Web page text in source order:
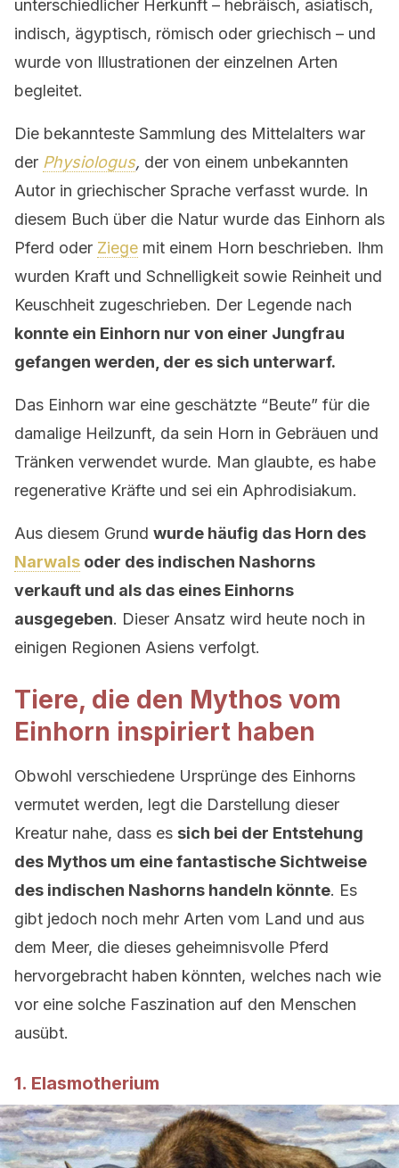
unterschiedlicher Herkunft – hebräisch, asiatisch,
indisch, ägyptisch, römisch oder griechisch – und
wurde von Illustrationen der einzelnen Arten
begleitet.
Die bekannteste Sammlung des Mittelalters war
der Physiologus, der von einem unbekannten
Autor in griechischer Sprache verfasst wurde. In
diesem Buch über die Natur wurde das Einhorn als
Pferd oder Ziege mit einem Horn beschrieben. Ihm
wurden Kraft und Schnelligkeit sowie Reinheit und
Keuschheit zugeschrieben. Der Legende nach
konnte ein Einhorn nur von einer Jungfrau
gefangen werden, der es sich unterwarf.
Das Einhorn war eine geschätzte “Beute” für die
damalige Heilzunft, da sein Horn in Gebräuen und
Tränken verwendet wurde. Man glaubte, es habe
regenerative Kräfte und sei ein Aphrodisiakum.
Aus diesem Grund wurde häufig das Horn des
Narwals oder des indischen Nashorns
verkauft und als das eines Einhorns
ausgegeben. Dieser Ansatz wird heute noch in
einigen Regionen Asiens verfolgt.
Tiere, die den Mythos vom
Einhorn inspiriert haben
Obwohl verschiedene Ursprünge des Einhorns
vermutet werden, legt die Darstellung dieser
Kreatur nahe, dass es sich bei der Entstehung
des Mythos um eine fantastische Sichtweise
des indischen Nashorns handeln könnte. Es
gibt jedoch noch mehr Arten vom Land und aus
dem Meer, die dieses geheimnisvolle Pferd
hervorgebracht haben könnten, welches nach wie
vor eine solche Faszination auf den Menschen
ausübt.
1. Elasmotherium